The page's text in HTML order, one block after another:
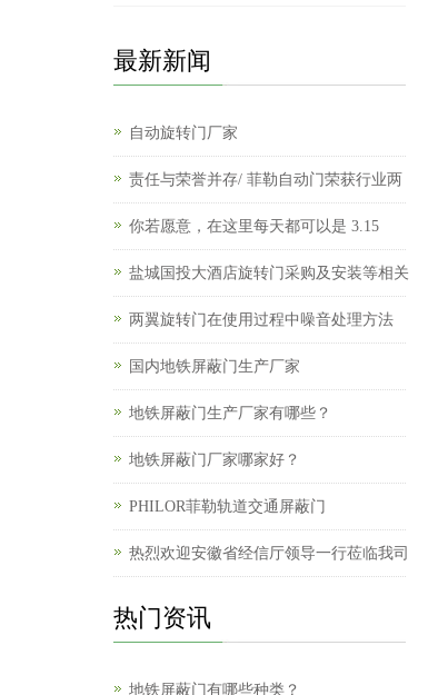
最新新闻
自动旋转门厂家
责任与荣誉并存/ 菲勒自动门荣获行业两
你若愿意，在这里每天都可以是 3.15
盐城国投大酒店旋转门采购及安装等相关
两翼旋转门在使用过程中噪音处理方法
国内地铁屏蔽门生产厂家
地铁屏蔽门生产厂家有哪些？
地铁屏蔽门厂家哪家好？
PHILOR菲勒轨道交通屏蔽门
热烈欢迎安徽省经信厅领导一行莅临我司
热门资讯
地铁屏蔽门有哪些种类？